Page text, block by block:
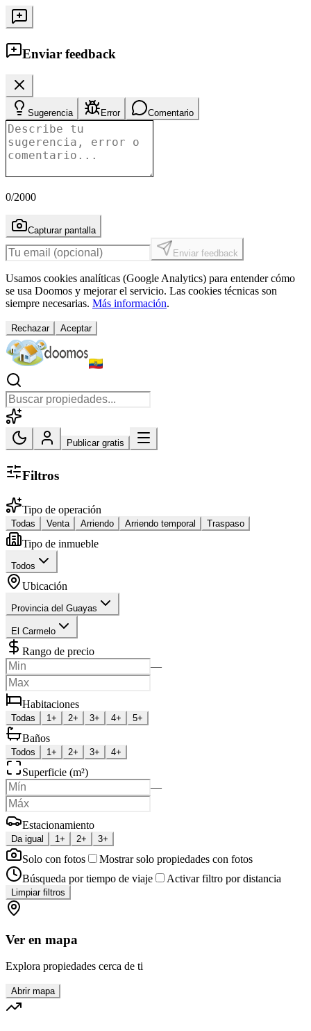
Enviar feedback
Sugerencia Error Comentario
0/2000
Capturar pantalla
Enviar feedback
Usamos cookies analíticas (Google Analytics) para entender cómo
se usa Doomos y mejorar el servicio. Las cookies técnicas son
siempre necesarias. Más información.
Rechazar Aceptar
Publicar gratis
Filtros
Tipo de operación
Todas Venta Arriendo Arriendo temporal Traspaso
Tipo de inmueble
Todos
Ubicación
Provincia del Guayas
El Carmelo
Rango de precio
—
Habitaciones
Todas 1+ 2+ 3+ 4+ 5+
Baños
Todos 1+ 2+ 3+ 4+
Superficie (m²)
—
Estacionamiento
Da igual 1+ 2+ 3+
Solo con fotos
Mostrar solo propiedades con fotos
Búsqueda por tiempo de viaje
Activar filtro por distancia
Limpiar filtros
Ver en mapa
Explora propiedades cerca de ti
Abrir mapa